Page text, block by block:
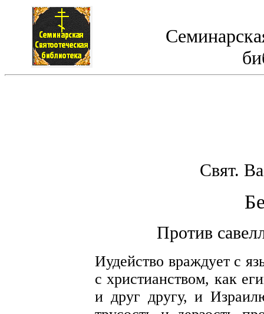
Свят.
Против
Иудейство враждует с
с христианством, как
и друг другу, и